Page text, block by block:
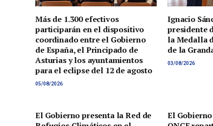
Más de 1.300 efectivos
participarán en el dispositivo
coordinado entre el Gobierno
de España, el Principado de
Asturias y los ayuntamientos
para el eclipse del 12 de agosto
05/08/2026
Ignacio
presidente
la Medalla
de la
03/08/2026
El Gobierno presenta la Red de
El